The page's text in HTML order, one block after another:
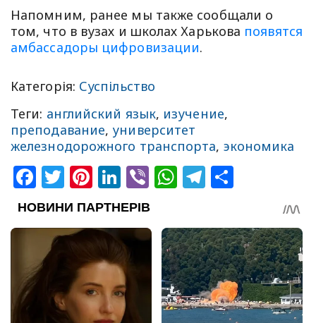
Напомним, ранее мы также сообщали о
том, что в вузах и школах Харькова появятся
амбассадоры цифровизации.
Категорія: Суспільство
Теги: английский язык, изучение,
преподавание, университет
железнодорожного транспорта, экономика
Facebook
Twitter
Pinterest
LinkedIn
ViberWhatsApp
Telegram